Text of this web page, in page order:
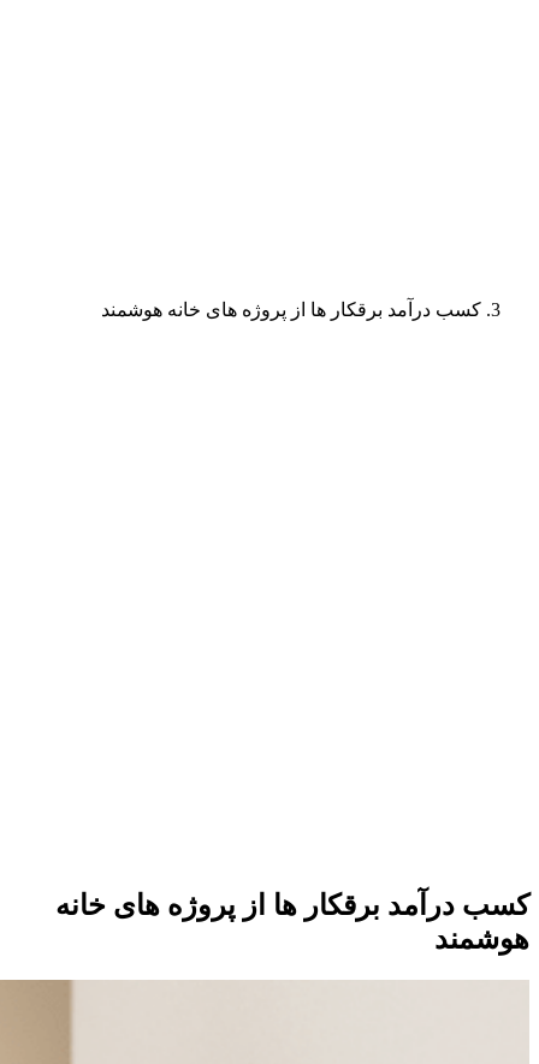
کسب درآمد برقکار ها از پروژه های خانه هوشمند
کسب درآمد برقکار ها از پروژه های خانه
هوشمند